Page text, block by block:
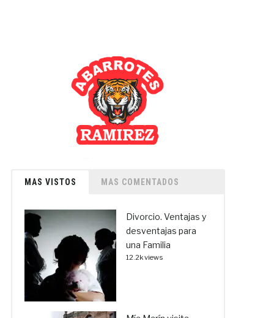
MAS VISTOS MAS COMENTADOS
Divorcio. Ventajas y
desventajas para
una Familia
12.2k views